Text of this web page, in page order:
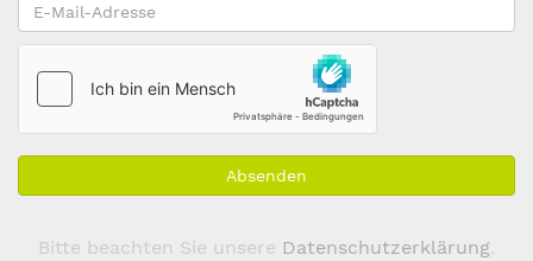
E-
Mail-
Adresse
Absenden
Bitte beachten Sie unsere Datenschutzerklärung.